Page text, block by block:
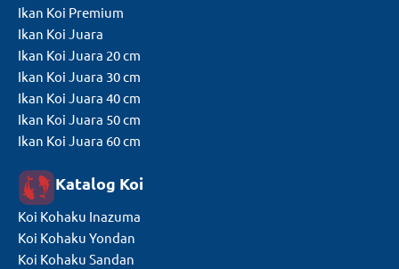
Ikan Koi Premium
Ikan Koi Juara
Ikan Koi Juara 20 cm
Ikan Koi Juara 30 cm
Ikan Koi Juara 40 cm
Ikan Koi Juara 50 cm
Ikan Koi Juara 60 cm
Katalog Koi
Koi Kohaku Inazuma
Koi Kohaku Yondan
Koi Kohaku Sandan